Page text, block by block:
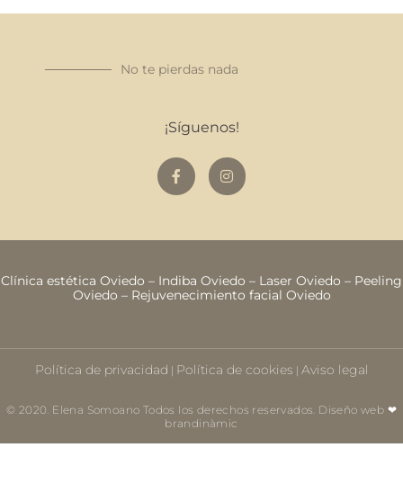
No te pierdas nada
¡Síguenos!
Clínica estética Oviedo – Indiba Oviedo – Laser Oviedo – Peeling
Oviedo – Rejuvenecimiento facial Oviedo
Política de privacidad | Política de cookies | Aviso legal
© 2020. Elena Somoano Todos los derechos reservados. Diseño web ❤
brandinàmic